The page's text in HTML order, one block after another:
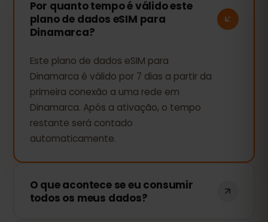
Por quanto tempo é válido este
plano de dados eSIM para
Dinamarca?
Este plano de dados eSIM para
Dinamarca é válido por 7 dias a partir da
primeira conexão a uma rede em
Dinamarca. Após a ativação, o tempo
restante será contado
automaticamente.
O que acontece se eu consumir
todos os meus dados?